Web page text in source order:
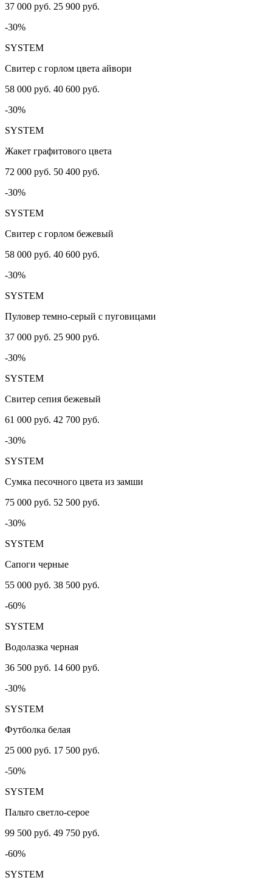
37 000 руб. 25 900 руб.
-30%
SYSTEM
Свитер с горлом цвета айвори
58 000 руб. 40 600 руб.
-30%
SYSTEM
Жакет графитового цвета
72 000 руб. 50 400 руб.
-30%
SYSTEM
Свитер с горлом бежевый
58 000 руб. 40 600 руб.
-30%
SYSTEM
Пуловер темно-серый с пуговицами
37 000 руб. 25 900 руб.
-30%
SYSTEM
Свитер сепия бежевый
61 000 руб. 42 700 руб.
-30%
SYSTEM
Сумка песочного цвета из замши
75 000 руб. 52 500 руб.
-30%
SYSTEM
Сапоги черные
55 000 руб. 38 500 руб.
-60%
SYSTEM
Водолазка черная
36 500 руб. 14 600 руб.
-30%
SYSTEM
Футболка белая
25 000 руб. 17 500 руб.
-50%
SYSTEM
Пальто светло-серое
99 500 руб. 49 750 руб.
-60%
SYSTEM